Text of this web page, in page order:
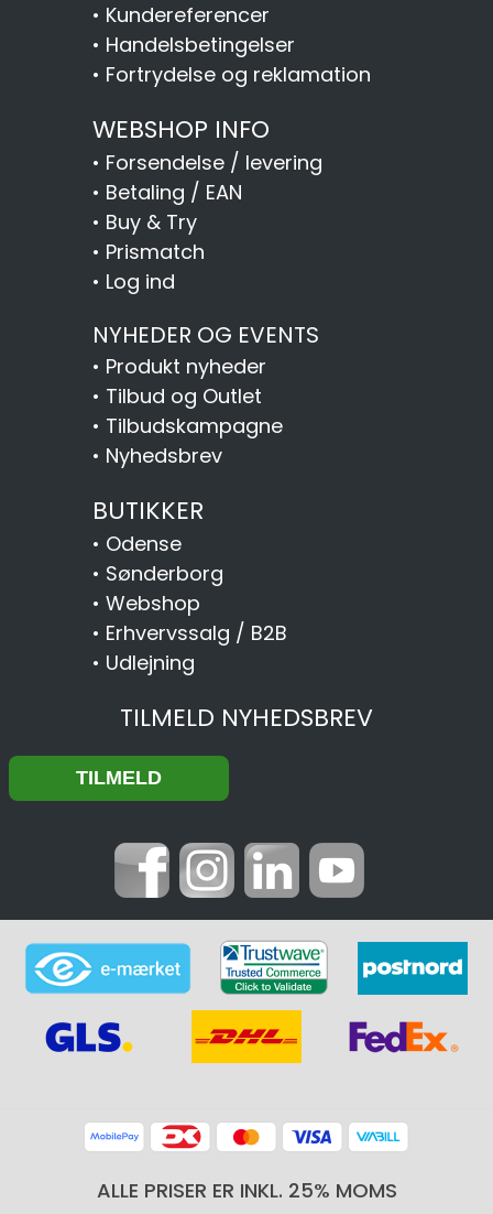
• Kundereferencer
• Handelsbetingelser
• Fortrydelse og reklamation
WEBSHOP INFO
• Forsendelse / levering
• Betaling / EAN
• Buy & Try
• Prismatch
• Log ind
NYHEDER OG EVENTS
• Produkt nyheder
• Tilbud og Outlet
• Tilbudskampagne
• Nyhedsbrev
BUTIKKER
• Odense
• Sønderborg
• Webshop
• Erhvervssalg / B2B
• Udlejning
TILMELD NYHEDSBREV
ALLE PRISER ER INKL. 25% MOMS